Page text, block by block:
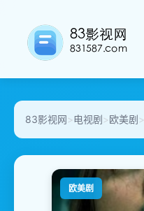
83影视网>电视剧>欧美剧>
欧美剧